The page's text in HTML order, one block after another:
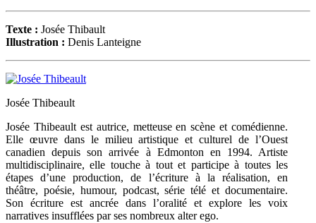
Texte : Josée Thibault
Illustration : Denis Lanteigne
Josée Thibeault
Josée Thibeault est autrice, metteuse en scène et comédienne.
Elle œuvre dans le milieu artistique et culturel de l’Ouest
canadien depuis son arrivée à Edmonton en 1994. Artiste
multidisciplinaire, elle touche à tout et participe à toutes les
étapes d’une production, de l’écriture à la réalisation, en
théâtre, poésie, humour, podcast, série télé et documentaire.
Son écriture est ancrée dans l’oralité et explore les voix
narratives insufflées par ses nombreux alter ego.